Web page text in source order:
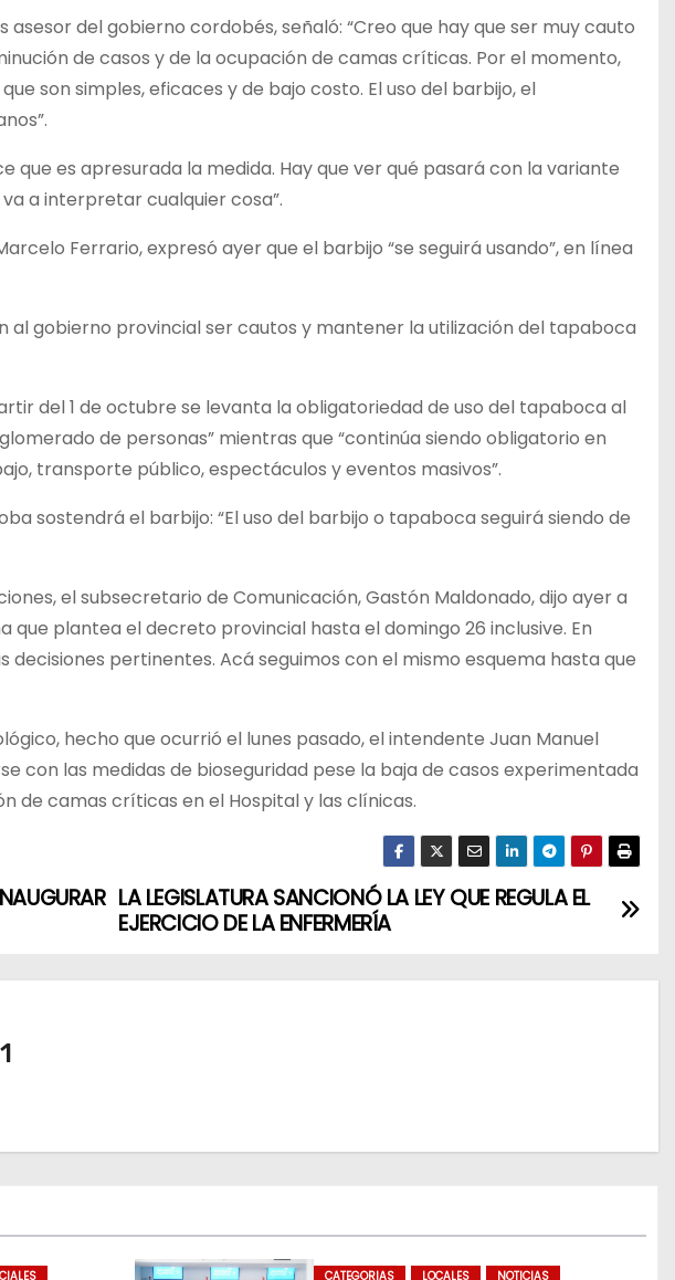
asesor del gobierno cordobés, señaló: “Creo que hay que ser muy cauto
de casos y de la ocupación de camas críticas. Por el momento,
son simples, eficaces y de bajo costo. El uso del barbijo, el
que es apresurada la medida. Hay que ver qué pasará con la variante
a interpretar cualquier cosa”.
Ferrario, expresó ayer que el barbijo “se seguirá usando”, en línea
al gobierno provincial ser cautos y mantener la utilización del tapaboca
del 1 de octubre se levanta la obligatoriedad de uso del tapaboca al
de personas” mientras que “continúa siendo obligatorio en
transporte público, espectáculos y eventos masivos”.
sostendrá el barbijo: “El uso del barbijo o tapaboca seguirá siendo de
el subsecretario de Comunicación, Gastón Maldonado, dijo ayer a
que plantea el decreto provincial hasta el domingo 26 inclusive. En
pertinentes. Acá seguimos con el mismo esquema hasta que
hecho que ocurrió el lunes pasado, el intendente Juan Manuel
con las medidas de bioseguridad pese la baja de casos experimentada
de camas críticas en el Hospital y las clínicas.
LA LEGISLATURA SANCIONÓ LA LEY QUE REGULA EL
EJERCICIO DE LA ENFERMERÍA
CATEGORIAS LOCALES NOTICIAS